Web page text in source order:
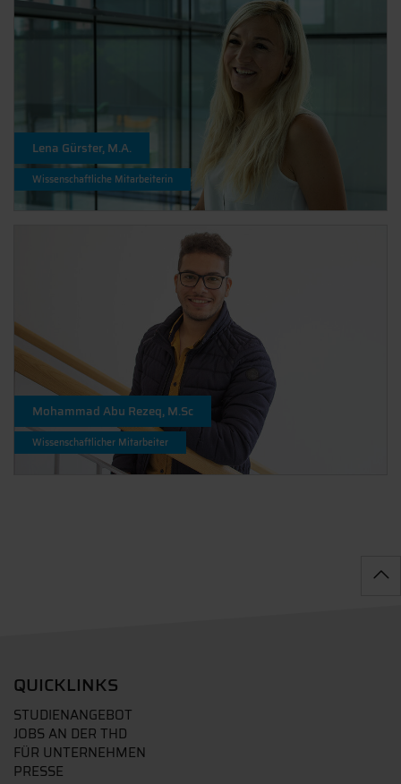
Lena Gürster, M.A.
Wissenschaftliche Mitarbeiterin
Mohammad Abu Rezeq, M.Sc
Wissenschaftlicher Mitarbeiter
QUICKLINKS
STUDIENANGEBOT
JOBS AN DER THD
FÜR UNTERNEHMEN
PRESSE